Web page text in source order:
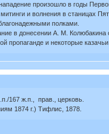
произошло в годы
и волнения в станицах
полками.
в донесении А. М. Колюбакина
и некоторые
167 ж.п., прав., церковь.
1874 г.) Тифлис, 1878.